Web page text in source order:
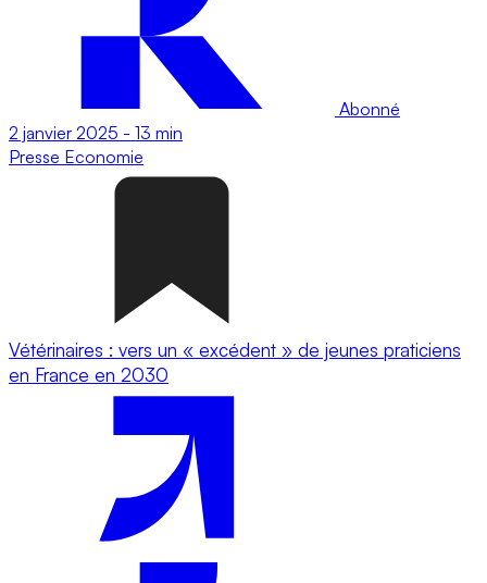
Abonné
2 janvier 2025 - 13 min
Presse Economie
Vétérinaires : vers un « excédent » de jeunes praticiens
en France en 2030